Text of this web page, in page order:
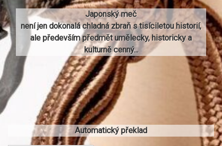
Japonský meč
není jen dokonalá chladná zbraň s tisíciletou historií,
ale především předmět umělecky, historicky a
kulturně cenný...
Automatický překlad